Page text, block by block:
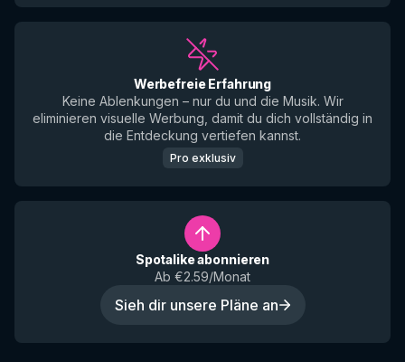
Werbefreie Erfahrung
Keine Ablenkungen – nur du und die Musik. Wir
eliminieren visuelle Werbung, damit du dich vollständig in
die Entdeckung vertiefen kannst.
Pro exklusiv
Spotalike abonnieren
Ab €2.59/Monat
Sieh dir unsere Pläne an